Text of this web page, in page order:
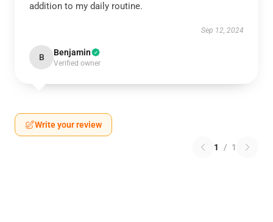
addition to my daily routine.
Sep 12, 2024
B Benjamin
Verified owner
Write your review
1 / 1